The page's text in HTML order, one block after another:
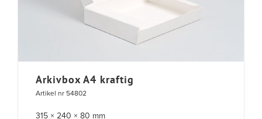
Arkivbox A4 kraftig
Artikel nr 54802
315 × 240 × 80 mm